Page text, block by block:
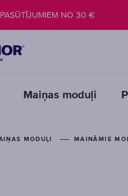
Maiņas moduļi
NO 30 €
MODUĻI MAINĀMIE